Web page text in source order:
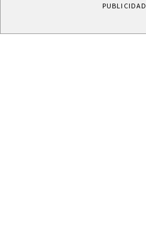
PUBLICIDAD